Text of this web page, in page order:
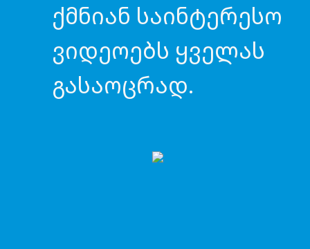
ქმნიან საინტერესო
ვიდეოებს ყველას
გასაოცრად.